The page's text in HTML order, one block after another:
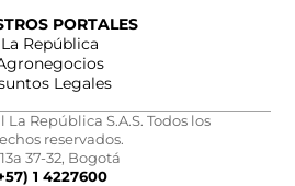
PORTALES
La República
Legales
República S.A.S. Todos los
reservados.
37-32, Bogotá
1 4227600